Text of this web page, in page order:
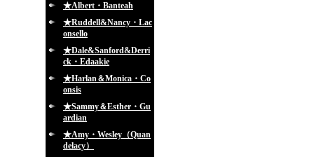
★Albert・Banteah
★Ruddell&Nancy・Lac
onsello
★Dale&Sanford&Derri
ck・Edaakie
★Harlan＆Monica・Co
onsis
★Sammy＆Esther・Gu
ardian
★Amy・Wesley（Quan
delacy）